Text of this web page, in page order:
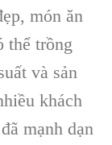
món ăn
thể trồng
và sản
khách
mạnh dạn